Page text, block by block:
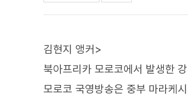
김현지 앵커>
북아프리카 모로코에서 발생한
모로코 국영방송은 중부 마라케